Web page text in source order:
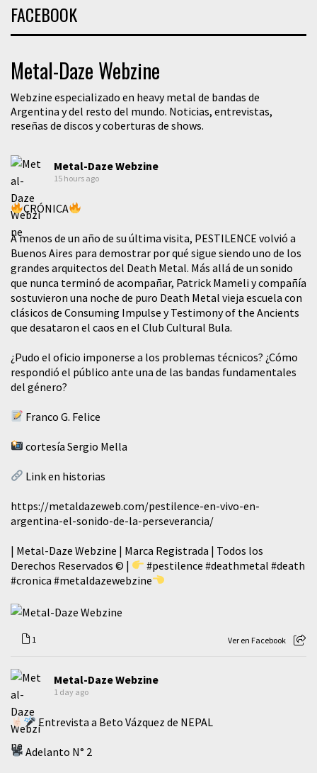
FACEBOOK
Metal-Daze Webzine
Webzine especializado en heavy metal de bandas de
Argentina y del resto del mundo. Noticias, entrevistas,
reseñas de discos y coberturas de shows.
Metal-Daze Webzine
15 hours ago
CRÓNICA
A menos de un año de su última visita, PESTILENCE volvió a
Buenos Aires para demostrar por qué sigue siendo uno de los
grandes arquitectos del Death Metal. Más allá de un sonido
que nunca terminó de acompañar, Patrick Mameli y compañía
sostuvieron una noche de puro Death Metal vieja escuela con
clásicos de Consuming Impulse y Testimony of the Ancients
que desataron el caos en el Club Cultural Bula.
¿Pudo el oficio imponerse a los problemas técnicos? ¿Cómo
respondió el público ante una de las bandas fundamentales
del género?
Franco G. Felice
cortesía Sergio Mella
Link en historias
https://metaldazeweb.com/pestilence-en-vivo-en-
argentina-el-sonido-de-la-perseverancia/
| Metal-Daze Webzine | Marca Registrada | Todos los
Derechos Reservados © |
#pestilence #deathmetal #death
#cronica #metaldazewebzine
1 Ver en Facebook
Metal-Daze Webzine
1 day ago
Entrevista a Beto Vázquez de NEPAL
Adelanto N° 2